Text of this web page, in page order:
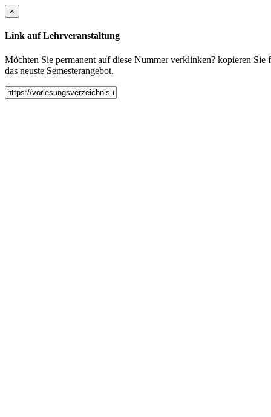
×
Link auf Lehrveranstaltung
Möchten Sie permanent auf diese Nummer verklinken? kopieren
das neuste Semesterangebot.